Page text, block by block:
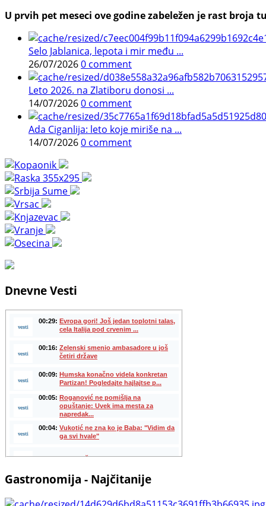
U prvih pet meseci ove godine zabeležen je rast
Selo Jablanica, lepota i mir među ...
26/07/20260 comment
Leto 2026. na Zlatiboru donosi ...
14/07/20260 comment
Ada Ciganlija: leto koje miriše na ...
14/07/20260 comment
Dnevne Vesti
Gastronomija - Najčitanije